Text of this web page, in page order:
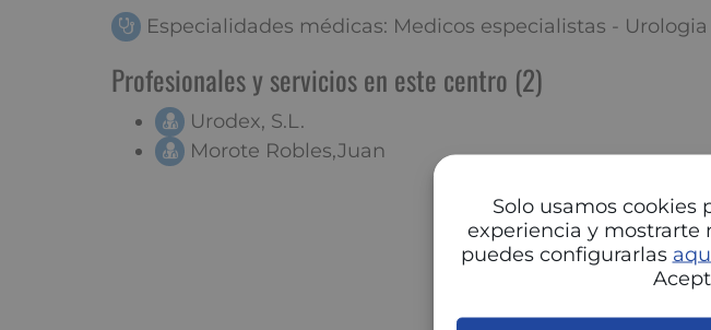
Solo usamos cookies
experiencia y mostrarte
puedes configurarlas
Especialidades médicas: Medicos especialistas - Urologia
Profesionales y servicios en este centro (2)
Urodex, S.L.
Morote Robles,Juan